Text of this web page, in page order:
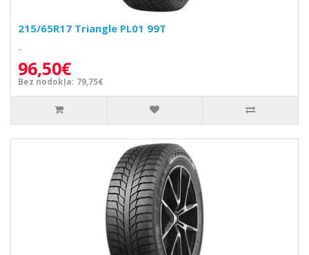
215/65R17 Triangle PL01 99T
..
96,50€
Bez nodokļa: 79,75€